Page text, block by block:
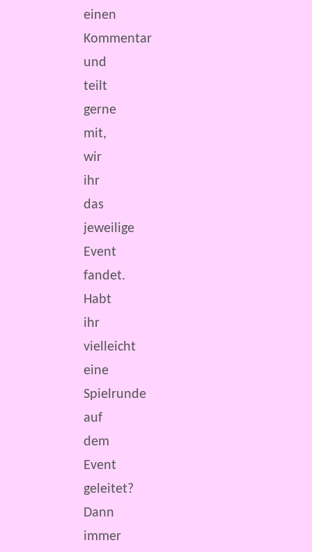
einen
Kommentar
und
teilt
gerne
mit,
wir
ihr
das
jeweilige
Event
fandet.
Habt
ihr
vielleicht
eine
Spielrunde
auf
dem
Event
geleitet?
Dann
immer